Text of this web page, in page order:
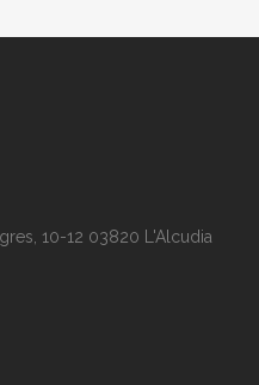
10-12 03820 L'Alcudia